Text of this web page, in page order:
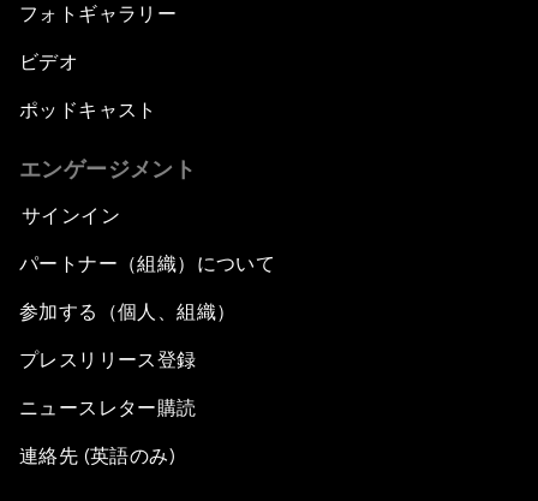
フォトギャラリー
ビデオ
ポッドキャスト
エンゲージメント
サインイン
パートナー（組織）について
参加する（個人、組織）
プレスリリース登録
ニュースレター購読
連絡先 (英語のみ)